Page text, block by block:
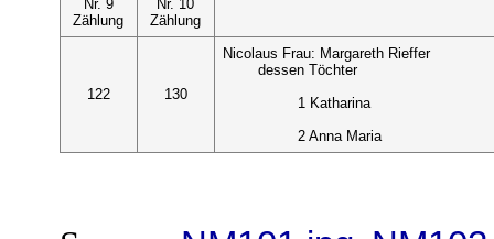
Nr. 9
Zählung
Nr. 10
Zählung
122 130
Nicolaus Frau: Margareth Rieffer
dessen Töchter
1 Katharina
2 Anna Maria